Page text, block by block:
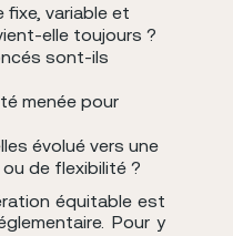
variable et
elle toujours ?
sont-ils
menée pour
évolué vers une
de flexibilité ?
équitable est
Pour y